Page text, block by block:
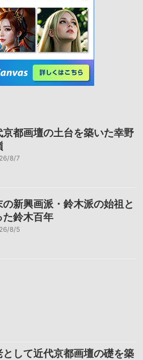
京都画壇の土台を築いた幸野
8/7
の新興画派・鈴木派の始祖と
た鈴木百年
8/5
として近代京都画壇の礎を築